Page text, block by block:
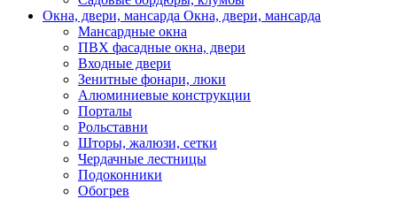
Окна, двери, мансарда Окна, двери, мансарда
Мансардные окна
ПВХ фасадные окна, двери
Входные двери
Зенитные фонари, люки
Алюминиевые конструкции
Порталы
Рольставни
Шторы, жалюзи, сетки
Чердачные лестницы
Подоконники
Обогрев